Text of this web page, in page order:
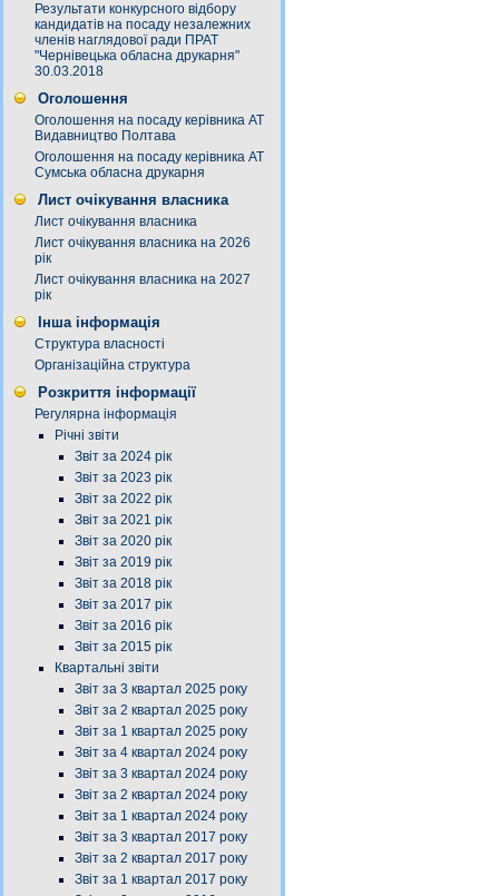
Результати конкурсного відбору
кандидатів на посаду незалежних
членів наглядової ради ПРАТ
"Чернівецька обласна друкарня"
30.03.2018
Оголошення
Оголошення на посаду керівника АТ
Видавництво Полтава
Оголошення на посаду керівника АТ
Сумська обласна друкарня
Лист очікування власника
Лист очікування власника
Лист очікування власника на 2026
рік
Лист очікування власника на 2027
рік
Інша інформація
Структура власності
Організаційна структура
Розкриття інформації
Регулярна інформація
Річні звіти
Звіт за 2024 рік
Звіт за 2023 рік
Звіт за 2022 рік
Звіт за 2021 рік
Звіт за 2020 рік
Звіт за 2019 рік
Звіт за 2018 рік
Звіт за 2017 рік
Звіт за 2016 рік
Звіт за 2015 рік
Квартальні звіти
Звіт за 3 квартал 2025 року
Звіт за 2 квартал 2025 року
Звіт за 1 квартал 2025 року
Звіт за 4 квартал 2024 року
Звіт за 3 квартал 2024 року
Звіт за 2 квартал 2024 року
Звіт за 1 квартал 2024 року
Звіт за 3 квартал 2017 року
Звіт за 2 квартал 2017 року
Звіт за 1 квартал 2017 року